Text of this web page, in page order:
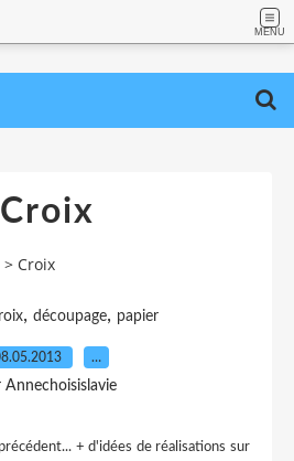
MENU
Croix
> Croix
, découpage, papier
…
Annechoisislavie
+ d'idées de réalisations sur